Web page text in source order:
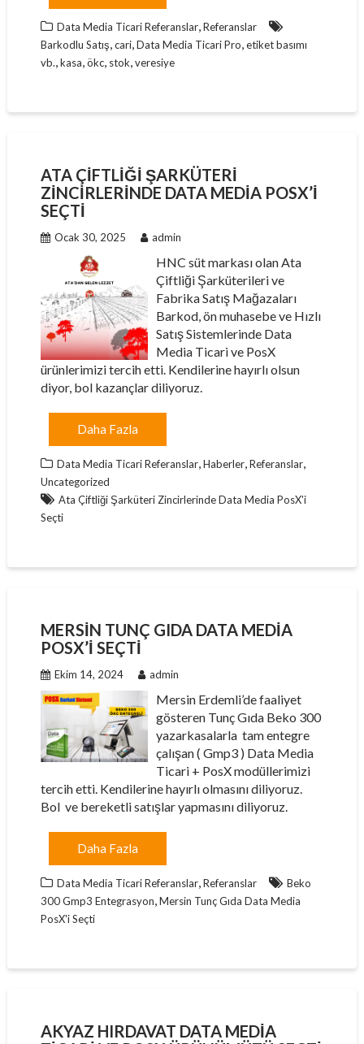
Data Media Ticari Referanslar,Referanslar
Barkodlu Satış,cari,Data Media Ticari Pro,etiket basımı
vb.,kasa,ökc, stok,veresiye
ATA ÇIFTLIĞI ŞARKÜTERI
ZINCIRLERINDE DATA MEDIA POSX’I
SEÇTI
Ocak 30, 2025 admin
HNC süt markası olan Ata
Çiftliği Şarküterileri ve
Fabrika Satış Mağazaları
Barkod, ön muhasebe ve Hızlı
Satış Sistemlerinde Data
Media Ticari ve PosX
ürünlerimizi tercih etti. Kendilerine hayırlı olsun
diyor, bol kazançlar diliyoruz.
Daha Fazla
Data Media Ticari Referanslar,Haberler,Referanslar,
Uncategorized
Ata Çiftliği Şarküteri Zincirlerinde Data Media PosX'i
Seçti
MERSIN TUNÇ GIDA DATA MEDIA
POSX’I SEÇTI
Ekim 14, 2024 admin
Mersin Erdemli’de faaliyet
gösteren Tunç Gıda Beko 300
yazarkasalarla tam entegre
çalışan ( Gmp3 ) Data Media
Ticari + PosX modüllerimizi
tercih etti. Kendilerine hayırlı olmasını diliyoruz.
Bol ve bereketli satışlar yapmasını diliyoruz.
Daha Fazla
Data Media Ticari Referanslar,Referanslar
Beko
300 Gmp3 Entegrasyon,Mersin Tunç Gıda Data Media
PosX'i Seçti
AKYAZ HIRDAVAT DATA MEDIA